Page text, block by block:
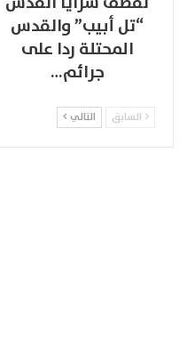
“تل أبيب” والقدس
المحتلة ردا على
جرائم…
السابق التالي